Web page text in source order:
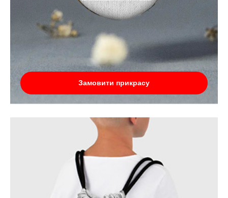
Замовити прикрасу